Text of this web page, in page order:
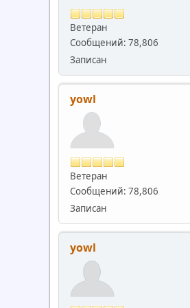
Ветеран
Сообщений: 78,806
Записан
yowl
Ветеран
Сообщений: 78,806
Записан
yowl